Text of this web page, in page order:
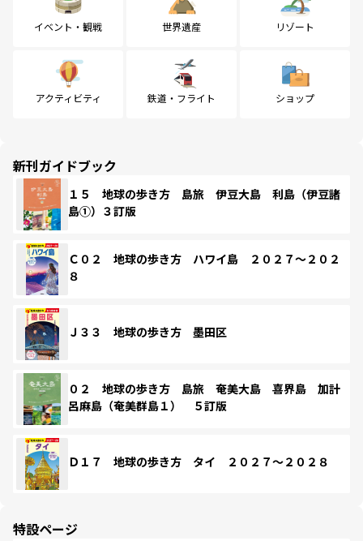
イベント・観戦 世界遺産 リゾート
アクティビティ 鉄道・フライト ショップ
新刊ガイドブック
１５ 地球の歩き方 島旅 伊豆大島 利島（伊豆諸
島①）３訂版
Ｃ０２ 地球の歩き方 ハワイ島 ２０２７～２０２
８
Ｊ３３ 地球の歩き方 墨田区
０２ 地球の歩き方 島旅 奄美大島 喜界島 加計
呂麻島（奄美群島１） ５訂版
Ｄ１７ 地球の歩き方 タイ ２０２７～２０２８
特設ページ